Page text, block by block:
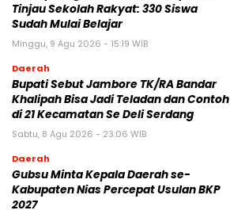
Tinjau Sekolah Rakyat: 330 Siswa
Sudah Mulai Belajar
Minggu, 9 Agu 2026 - 15:19 WIB
Daerah
Bupati Sebut Jambore TK/RA Bandar
Khalipah Bisa Jadi Teladan dan Contoh
di 21 Kecamatan Se Deli Serdang
Sabtu, 8 Agu 2026 - 23:06 WIB
Daerah
Gubsu Minta Kepala Daerah se-
Kabupaten Nias Percepat Usulan BKP
2027